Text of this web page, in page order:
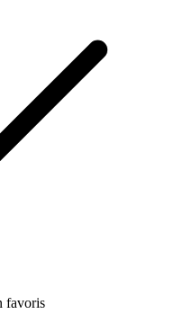
favoris